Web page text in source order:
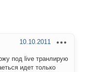
10.10.2011
под live транлирую
идет только